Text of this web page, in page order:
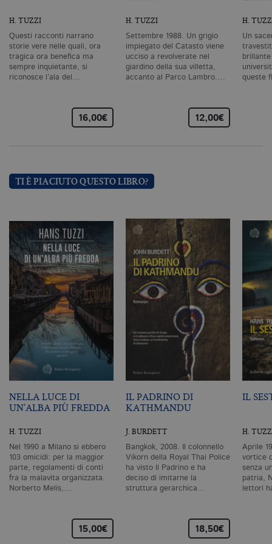
H. TUZZI
Questi racconti narrano
storie vere nelle quali, ora
tragica ora benefica ma
sempre inquietante, si
riconosce l’ala del…
16,00€
H. TUZZI
Settembre 1988. Un grigio
impiegato del Catasto viene
ucciso a revolverate nel
giardino della sua villetta,
accanto al Parco Lambro.…
12,00€
H.
Un
queste
TI È PIACIUTO QUESTO LIBRO?
NELLA LUCE DI
UN’ALBA PIÙ FREDDA
H. TUZZI
Nel 1990 a Milano si ebbero
103 omicidi: per la maggior
parte, regolamenti di conti
fra la malavita organizzata.
Norberto Melis,…
15,00€
IL PADRINO DI
KATHMANDU
J. BURDETT
Bangkok, 2008. Il colonnello
Vikorn della Royal Thai Police
ha visto ll Padrino e ha
deciso di imitarne la
struttura gerarchica…
18,50€
IL
H.
Aprile
vortice
senza
patria,
lettori
il
_gid
.bollatiboringhieri.it
e